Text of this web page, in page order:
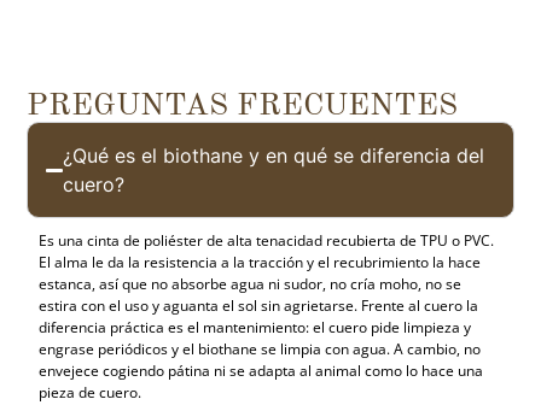
PREGUNTAS FRECUENTES
¿Qué es el biothane y en qué se diferencia del
cuero?
Es una cinta de poliéster de alta tenacidad recubierta de TPU o PVC.
El alma le da la resistencia a la tracción y el recubrimiento la hace
estanca, así que no absorbe agua ni sudor, no cría moho, no se
estira con el uso y aguanta el sol sin agrietarse. Frente al cuero la
diferencia práctica es el mantenimiento: el cuero pide limpieza y
engrase periódicos y el biothane se limpia con agua. A cambio, no
envejece cogiendo pátina ni se adapta al animal como lo hace una
pieza de cuero.